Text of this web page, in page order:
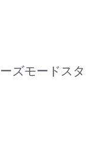
ズモードスタ